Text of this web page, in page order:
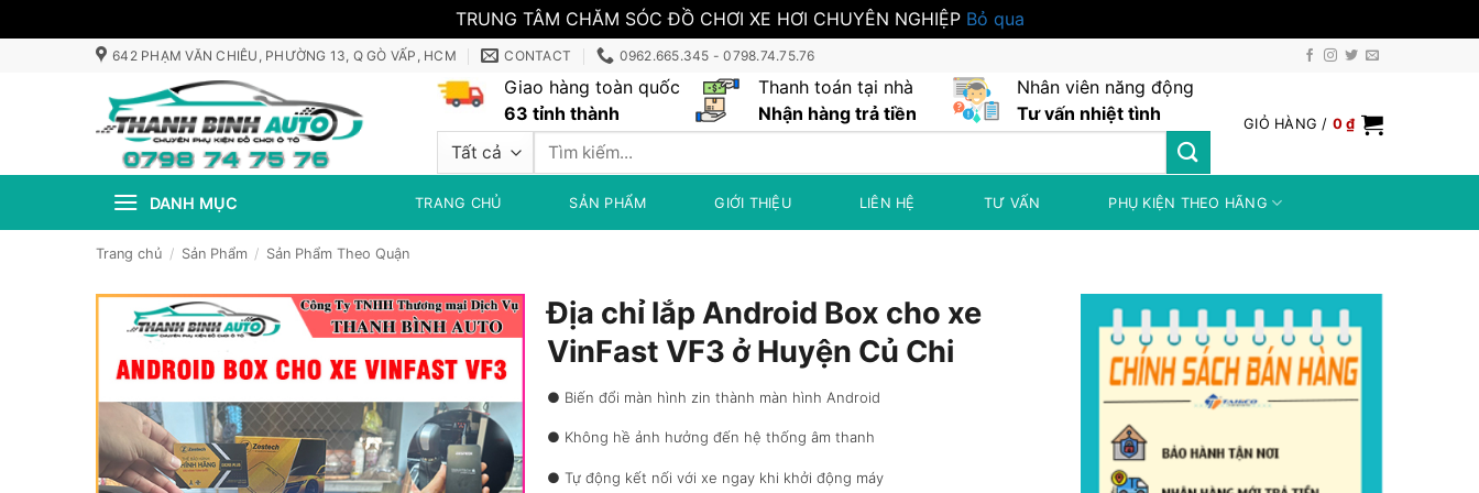
TRUNG TÂM CHĂM SÓC ĐỒ CHƠI XE HƠI CHUYÊN NGHIỆP Bỏ qua
642 PHẠM VĂN CHIÊU, PHƯỜNG 13, Q GÒ VẤP, HCM CONTACT 0962.665.345 - 0798.74.75.76
Giao hàng toàn quốc
63 tỉnh thành
Thanh toán tại nhà
Nhận hàng trả tiền
Nhân viên năng động
Tư vấn nhiệt tình
Tìm
GIỎ HÀNG / 0₫
DANH MỤC TRANG CHỦ SẢN PHẨM GIỚI THIỆU LIÊN HỆ TƯ VẤN PHỤ KIỆN THEO HÃNG
Trang chủ / Sản Phẩm / Sản Phẩm Theo Quận
Địa chỉ lắp Android Box cho xe
VinFast VF3 ở Huyện Củ Chi
● Biến đổi màn hình zin thành màn hình Android
● Không hề ảnh hưởng đến hệ thống âm thanh
● Tự động kết nối với xe ngay khi khởi động máy